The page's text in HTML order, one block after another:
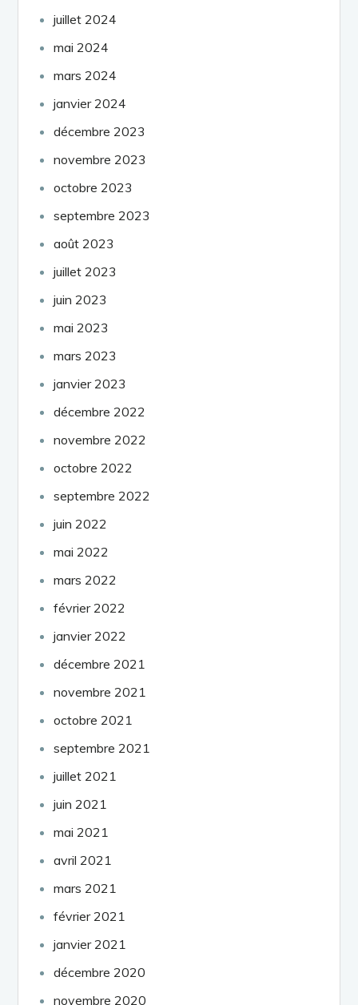
juillet 2024
mai 2024
mars 2024
janvier 2024
décembre 2023
novembre 2023
octobre 2023
septembre 2023
août 2023
juillet 2023
juin 2023
mai 2023
mars 2023
janvier 2023
décembre 2022
novembre 2022
octobre 2022
septembre 2022
juin 2022
mai 2022
mars 2022
février 2022
janvier 2022
décembre 2021
novembre 2021
octobre 2021
septembre 2021
juillet 2021
juin 2021
mai 2021
avril 2021
mars 2021
février 2021
janvier 2021
décembre 2020
novembre 2020